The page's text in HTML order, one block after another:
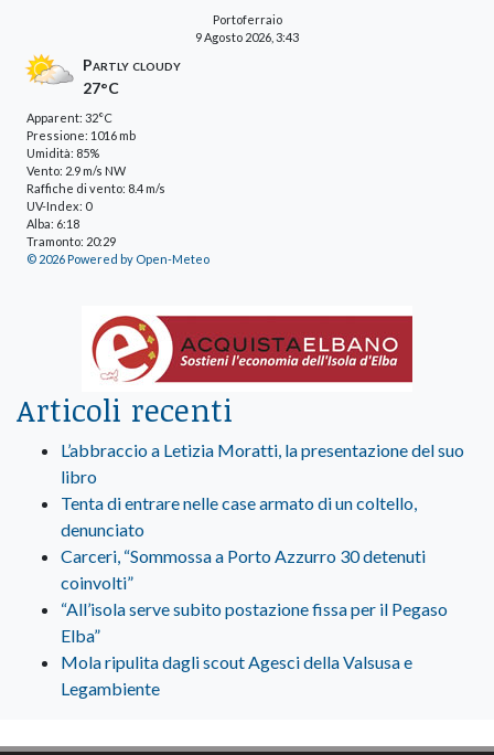
Portoferraio
9 Agosto 2026, 3:43
Partly cloudy
27°C
Apparent: 32°C
Pressione: 1016 mb
Umidità: 85%
Vento: 2.9 m/s NW
Raffiche di vento: 8.4 m/s
UV-Index: 0
Alba: 6:18
Tramonto: 20:29
© 2026 Powered by Open-Meteo
Articoli recenti
L’abbraccio a Letizia Moratti, la presentazione del suo
libro
Tenta di entrare nelle case armato di un coltello,
denunciato
Carceri, “Sommossa a Porto Azzurro 30 detenuti
coinvolti”
“All’isola serve subito postazione fissa per il Pegaso
Elba”
Mola ripulita dagli scout Agesci della Valsusa e
Legambiente